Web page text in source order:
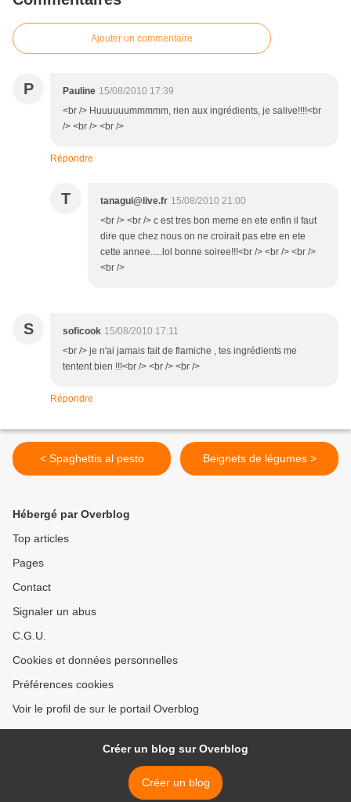
Ajouter un commentaire
P Pauline 15/08/2010 17:39
<br /> Huuuuuummmmm, rien aux ingrédients, je salive!!!!<br
/> <br /> <br />
Répondre
T tanagui@live.fr 15/08/2010 21:00
<br /> <br /> c est tres bon meme en ete enfin il faut
dire que chez nous on ne croirait pas etre en ete
cette annee.....lol bonne soiree!!!<br /> <br /> <br />
<br />
S soficook 15/08/2010 17:11
<br /> je n'ai jamais fait de flamiche , tes ingrédients me
tentent bien !!!<br /> <br /> <br />
Répondre
< Spaghettis al pesto Beignets de légumes >
Hébergé par Overblog
Top articles
Pages
Contact
Signaler un abus
C.G.U.
Cookies et données personnelles
Préférences cookies
Voir le profil de sur le portail Overblog
Créer un blog sur Overblog
Créer un blog